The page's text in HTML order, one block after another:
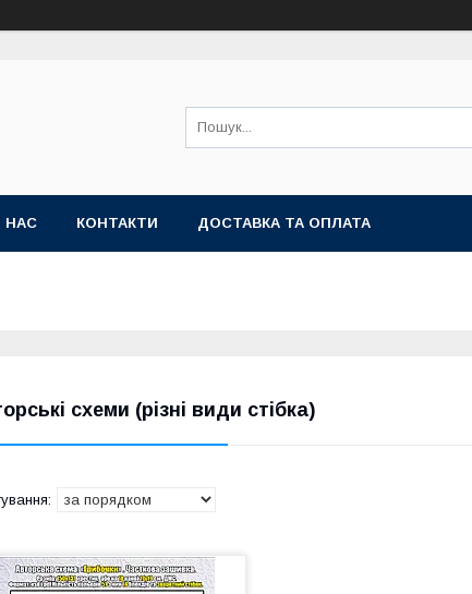
НАС КОНТАКТИ ДОСТАВКА ТА ОПЛАТА
схеми (різні види стібка)